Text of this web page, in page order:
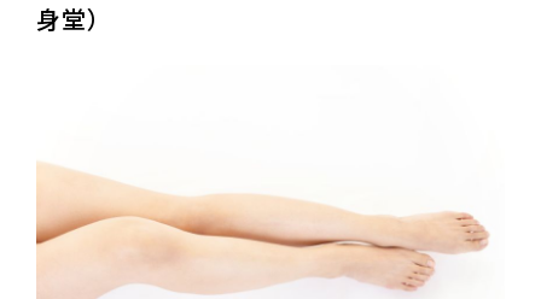
身堂）